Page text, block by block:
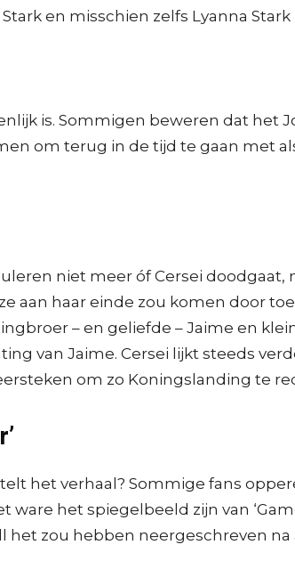
en misschien zelfs Lyanna
is. Sommigen beweren dat het
om terug in de tijd te gaan met
niet meer óf Cersei
aan haar einde zou komen door
– en geliefde – Jaime en
van Jaime. Cersei lijkt steeds
om zo Koningslanding te
het verhaal? Sommige fans
het spiegelbeeld zijn van
het zou hebben neergeschreven